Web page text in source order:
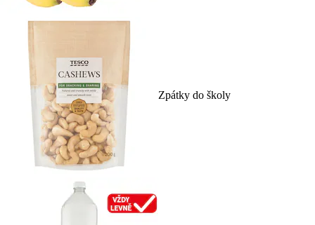
Zpátky do školy